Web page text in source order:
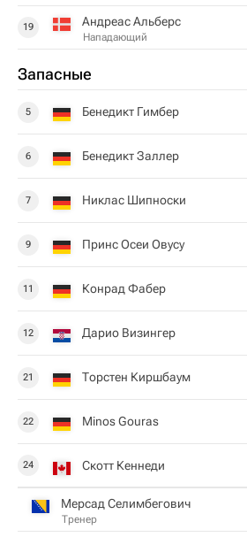
19 Андреас Альберс
Нападающий
Запасные
5 Бенедикт Гимбер
6 Бенедикт Заллер
7 Никлас Шипноски
9 Принс Осеи Овусу
11 Конрад Фабер
12 Дарио Визингер
21 Торстен Киршбаум
22 Minos Gouras
24 Скотт Кеннеди
Мерсад Селимбегович
Тренер